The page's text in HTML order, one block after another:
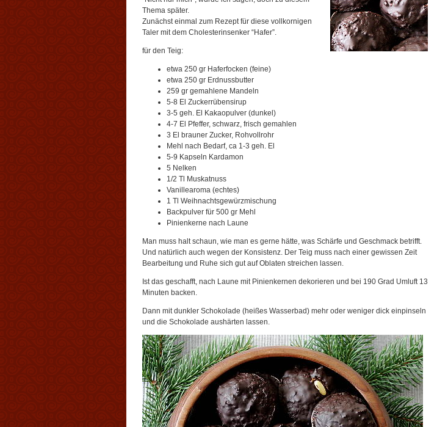
Thema später.
Zunächst einmal zum Rezept für diese vollkornigen
Taler mit dem Cholesterinsenker “Hafer”.
für den Teig:
etwa 250 gr Haferfocken (feine)
etwa 250 gr Erdnussbutter
259 gr gemahlene Mandeln
5-8 El Zuckerrübensirup
3-5 geh. El Kakaopulver (dunkel)
4-7 El Pfeffer, schwarz, frisch gemahlen
3 El brauner Zucker, Rohvollrohr
Mehl nach Bedarf, ca 1-3 geh. El
5-9 Kapseln Kardamon
5 Nelken
1/2 Tl Muskatnuss
Vanillearoma (echtes)
1 Tl Weihnachtsgewürzmischung
Backpulver für 500 gr Mehl
Pinienkerne nach Laune
Man muss halt schaun, wie man es gerne hätte, was Schärfe und Geschmack betrifft.
Und natürlich auch wegen der Konsistenz. Der Teig muss nach einer gewissen Zeit
Bearbeitung und Ruhe sich gut auf Oblaten streichen lassen.
Ist das geschafft, nach Laune mit Pinienkernen dekorieren und bei 190 Grad Umluft 13
Minuten backen.
Dann mit dunkler Schokolade (heißes Wasserbad) mehr oder weniger dick einpinseln
und die Schokolade aushärten lassen.